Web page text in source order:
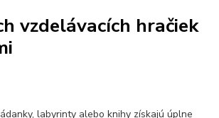
na Vianoce 2019
do 20€
L.O.L. Surprise hračky
vzdelávacích hračiek
labyrinty alebo knihy získajú úplne